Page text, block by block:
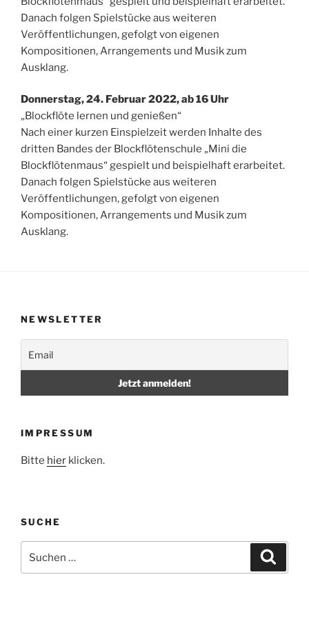
Danach folgen Spielstücke aus weiteren
Veröffentlichungen, gefolgt von eigenen
Kompositionen, Arrangements und Musik zum
Ausklang.
Donnerstag, 24. Februar 2022, ab 16 Uhr
„Blockflöte lernen und genießen“
Nach einer kurzen Einspielzeit werden Inhalte des
dritten Bandes der Blockflötenschule „Mini die
Blockflötenmaus“ gespielt und beispielhaft erarbeitet.
Danach folgen Spielstücke aus weiteren
Veröffentlichungen, gefolgt von eigenen
Kompositionen, Arrangements und Musik zum
Ausklang.
NEWSLETTER
IMPRESSUM
Bitte hier klicken.
SUCHE
nach: